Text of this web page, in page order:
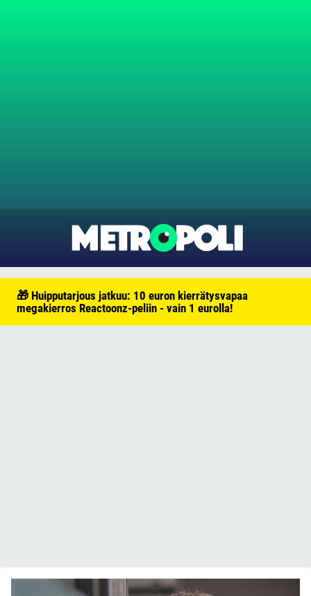
🎁 Huipputarjous jatkuu: 10 euron kierrätysvapaa
megakierros Reactoonz-peliin - vain 1 eurolla!